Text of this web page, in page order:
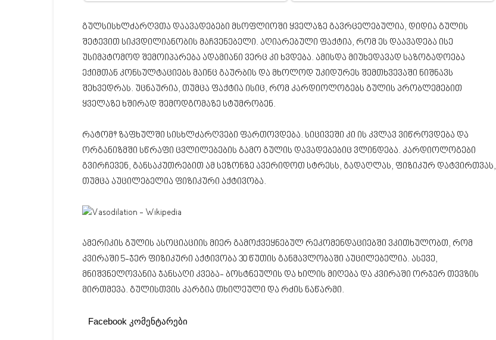
გულსისხლძარღვთა დაავადებები მსოფლიოში ყველაზე გავრცელებულია, დიდია გულის
შეტევით სიკვდილიანობის მაჩვენებელი. აღიარებული ფაქტია, რომ ეს დაავადება ისე
უსიმპტომოდ შემოიპარება ადამიანი ვერც კი ხვდება. ამისდა მიუხედავად საზოგადოება
ექიმთან კონსულტაციებს მაინც გაურბის და მხოლოდ უკიდურეს შემთხვევაში ნიშნავს
შეხვედრას. უცნაურია, თუმცა ფაქტია ისიც, რომ კარდიოლოგებს გულის პრობლემებით
ყველაზე ხშირად შემოდგომაზე სტუმრობენ.
რატომ? ზაფხულში სისხლძარღვები ფართოვდება. სიცივეში კი ის კვლავ ვიწროვდება და
ორგანიზმში სწრაფი ცვლილებების გამო გულის დავადებებიც ვლინდება. კარდიოლოგები
გვირჩევენ, განსაკუთრებით ამ სეზონზე ავერიდოთ სტრესს, გადაღლას, ფიზიკურ დატვირთვას,
თუმცა აუცილებელია ფიზიკური აქტივობა.
ამერიკის გულის ასოციაციის მიერ გამოქვეყნებულ რეკომენდაციებში ვკითხულობთ, რომ
კვირაში 5-ჯერ ფიზიკური აქტივობა 30 წუთის განმავლობაში აუცილებელია. ასევე,
მნიშვნელოვანია ჯანსაღი კვება- ბოსტნეულის და ხილის მიღება და კვირაში ორჯერ თევზის
მირთმევა. გულისთვის კარგია თხილეული და რძის ნაწარმი.
Facebook კომენტარები